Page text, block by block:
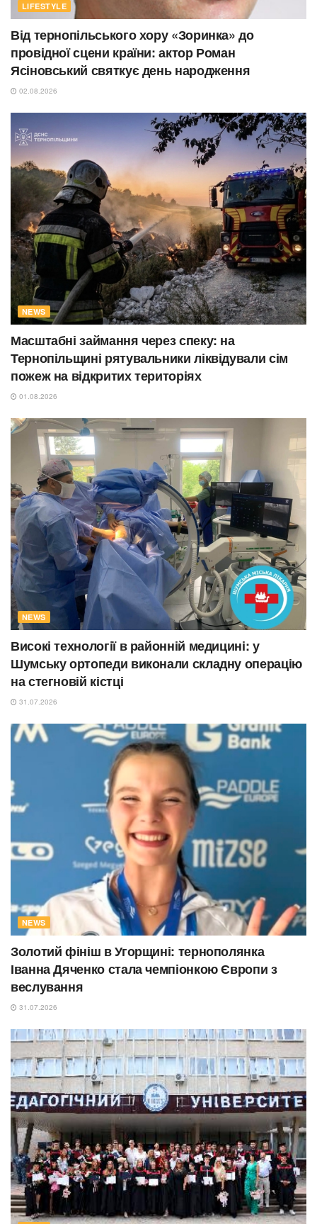
LIFESTYLE
Від тернопільського хору «Зоринка» до
провідної сцени країни: актор Роман
Ясіновський святкує день народження
02.08.2026
NEWS
Масштабні займання через спеку: на
Тернопільщині рятувальники ліквідували сім
пожеж на відкритих територіях
01.08.2026
NEWS
Високі технології в районній медицині: у
Шумську ортопеди виконали складну операцію
на стегновій кістці
31.07.2026
NEWS
Золотий фініш в Угорщині: тернополянка
Іванна Дяченко стала чемпіонкою Європи з
веслування
31.07.2026